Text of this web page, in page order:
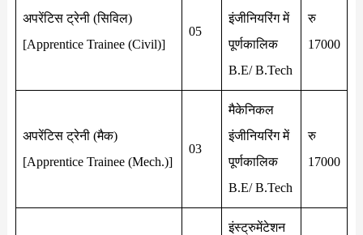
अपरेंटिस ट्रेनी (सिविल)
[Apprentice Trainee (Civil)]
05
इंजीनियरिंग में
पूर्णकालिक
B.E/ B.Tech
रु
17000
अपरेंटिस ट्रेनी (मैक)
[Apprentice Trainee (Mech.)]
03
मैकेनिकल
इंजीनियरिंग में
पूर्णकालिक
B.E/ B.Tech
रु
17000
इंस्ट्रुमेंटेशन